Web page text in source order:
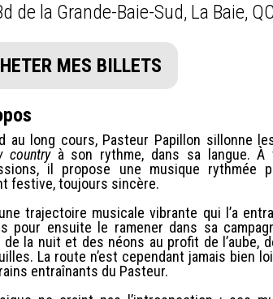
de la Grande-Baie-Sud, La Baie,
MES BILLETS
au long cours, Pasteur Papillon sillonne
country à son rythme, dans sa langue.
il propose une musique rythmée
festive, toujours sincère.
trajectoire musicale vibrante qui l’a
pour ensuite le ramener dans sa
de la nuit et des néons au profit de l’aube,
La route n’est cependant jamais bien
entraînants du Pasteur.